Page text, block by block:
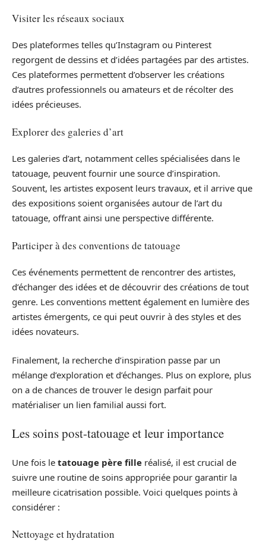
Visiter les réseaux sociaux
Des plateformes telles qu’Instagram ou Pinterest
regorgent de dessins et d’idées partagées par des artistes.
Ces plateformes permettent d’observer les créations
d’autres professionnels ou amateurs et de récolter des
idées précieuses.
Explorer des galeries d’art
Les galeries d’art, notamment celles spécialisées dans le
tatouage, peuvent fournir une source d’inspiration.
Souvent, les artistes exposent leurs travaux, et il arrive que
des expositions soient organisées autour de l’art du
tatouage, offrant ainsi une perspective différente.
Participer à des conventions de tatouage
Ces événements permettent de rencontrer des artistes,
d’échanger des idées et de découvrir des créations de tout
genre. Les conventions mettent également en lumière des
artistes émergents, ce qui peut ouvrir à des styles et des
idées novateurs.
Finalement, la recherche d’inspiration passe par un
mélange d’exploration et d’échanges. Plus on explore, plus
on a de chances de trouver le design parfait pour
matérialiser un lien familial aussi fort.
Les soins post-tatouage et leur importance
Une fois le tatouage père fille réalisé, il est crucial de
suivre une routine de soins appropriée pour garantir la
meilleure cicatrisation possible. Voici quelques points à
considérer :
Nettoyage et hydratation